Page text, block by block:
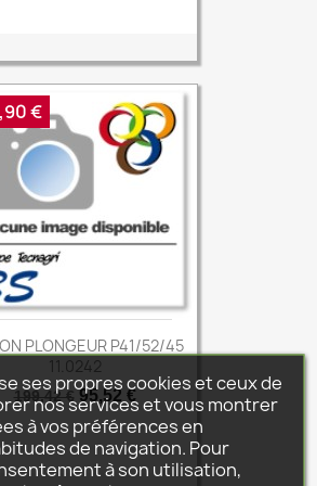
PLONGEUR P41/52/45
11.0242
Prix
de
base
199,42 € Prix
95,52 €
€
ses propres cookies et ceux de
nos services et vous montrer
à vos préférences en
de navigation. Pour
à son utilisation,